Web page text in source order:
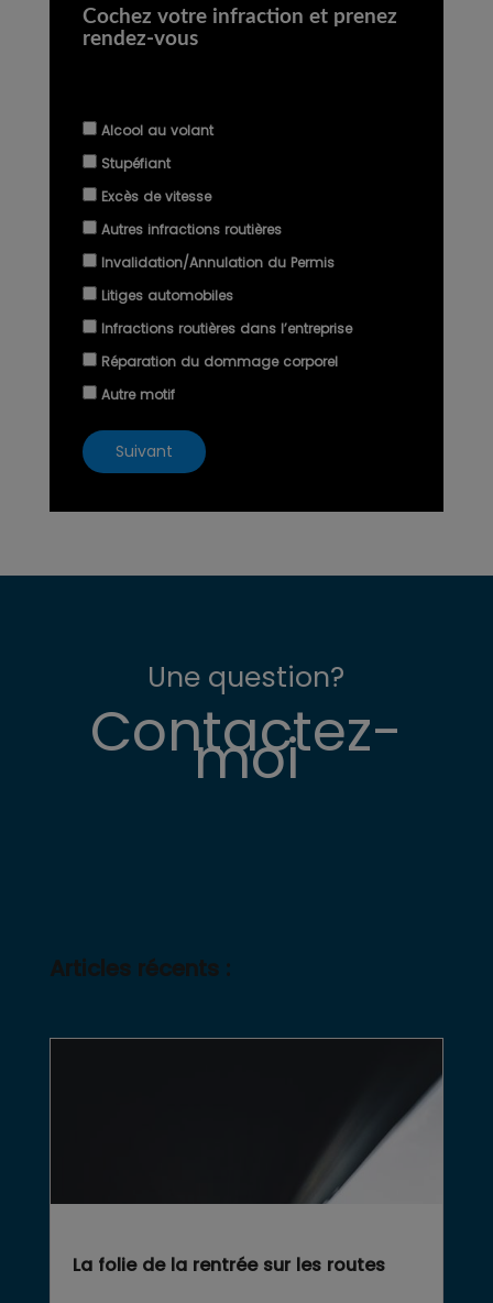
Cochez votre infraction et prenez
rendez-vous
Alcool au volant
Stupéfiant
Excès de vitesse
Autres infractions routières
Invalidation/Annulation du Permis
Litiges automobiles
Infractions routières dans l’entreprise
Réparation du dommage corporel
Autre motif
Suivant
Une question?
Contactez-
moi
Articles récents :
La folie de la rentrée sur les routes